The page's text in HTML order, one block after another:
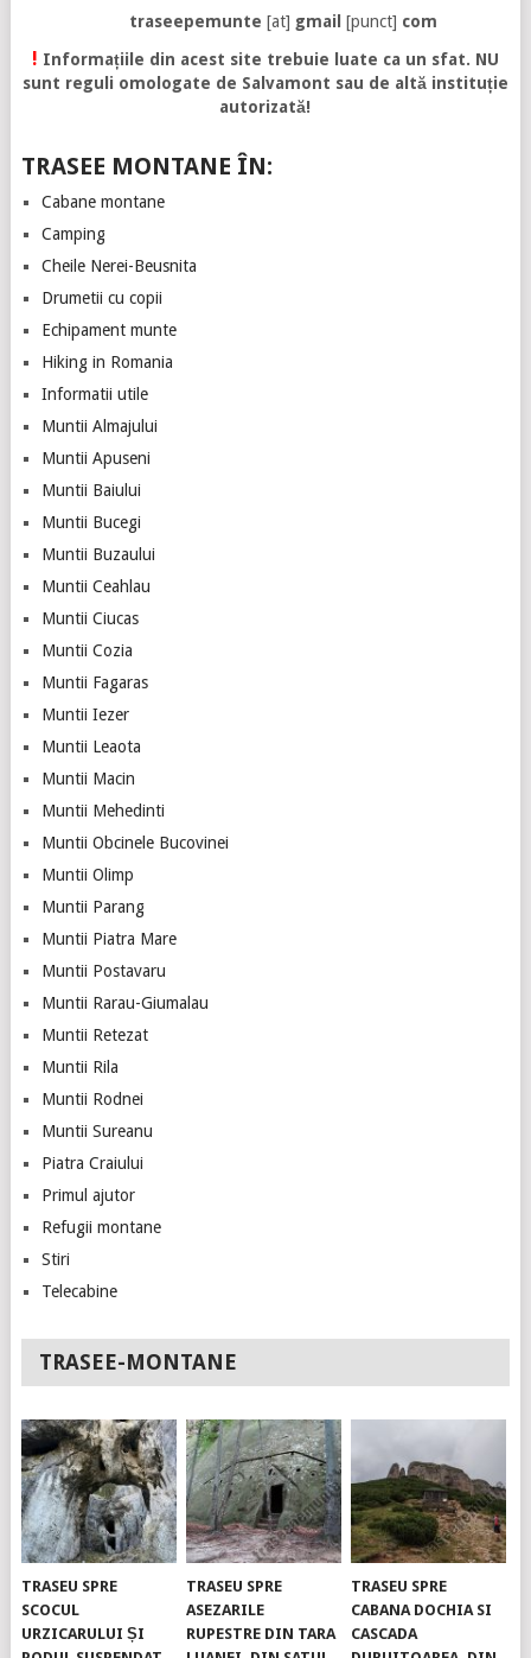
traseepemunte [at] gmail [punct] com
! Informațiile din acest site trebuie luate ca un sfat. NU
sunt reguli omologate de Salvamont sau de altă instituție
autorizată!
TRASEE MONTANE ÎN:
Cabane montane
Camping
Cheile Nerei-Beusnita
Drumetii cu copii
Echipament munte
Hiking in Romania
Informatii utile
Muntii Almajului
Muntii Apuseni
Muntii Baiului
Muntii Bucegi
Muntii Buzaului
Muntii Ceahlau
Muntii Ciucas
Muntii Cozia
Muntii Fagaras
Muntii Iezer
Muntii Leaota
Muntii Macin
Muntii Mehedinti
Muntii Obcinele Bucovinei
Muntii Olimp
Muntii Parang
Muntii Piatra Mare
Muntii Postavaru
Muntii Rarau-Giumalau
Muntii Retezat
Muntii Rila
Muntii Rodnei
Muntii Sureanu
Piatra Craiului
Primul ajutor
Refugii montane
Stiri
Telecabine
TRASEE-MONTANE
TRASEU SPRE
SCOCUL
URZICARULUI ȘI
TRASEU SPRE
ASEZARILE
RUPESTRE DIN TARA
TRASEU SPRE
CABANA DOCHIA SI
CASCADA